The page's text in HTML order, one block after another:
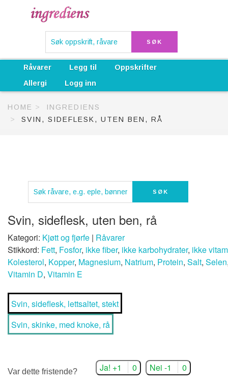
Råvarer Legg til
Oppskrifter
Allergi
Logg inn
HOME
INGREDIENS
SVIN, SIDEFLESK, UTEN BEN, RÅ
Svin, sideflesk, uten ben, rå
Kategori: Kjøtt og fjørfe | Råvarer
Stikkord: Fett, Fosfor, ikke fiber, ikke karbohydrater, ikke
Kolesterol, Kopper, Magnesium, Natrium, Protein, Salt, Selen
Vitamin D, Vitamin E
Svin, sideflesk, lettsaltet, stekt
Svin, skinke, med knoke, rå
Var dette fristende? Ja! +1 0 Nei -1 0